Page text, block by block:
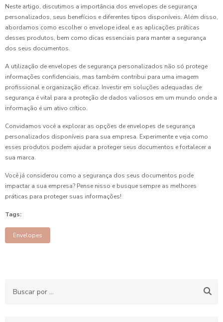
Neste artigo, discutimos a importância dos envelopes de segurança
personalizados, seus benefícios e diferentes tipos disponíveis. Além disso,
abordamos como escolher o envelope ideal e as aplicações práticas
desses produtos, bem como dicas essenciais para manter a segurança
dos seus documentos.
A utilização de envelopes de segurança personalizados não só protege
informações confidenciais, mas também contribui para uma imagem
profissional e organização eficaz. Investir em soluções adequadas de
segurança é vital para a proteção de dados valiosos em um mundo onde a
informação é um ativo crítico.
Convidamos você a explorar as opções de envelopes de segurança
personalizados disponíveis para sua empresa. Experimente e veja como
esses produtos podem ajudar a proteger seus documentos e fortalecer a
sua marca.
Você já considerou como a segurança dos seus documentos pode
impactar a sua empresa? Pense nisso e busque sempre as melhores
práticas para proteger suas informações!
Tags:
Envelopes